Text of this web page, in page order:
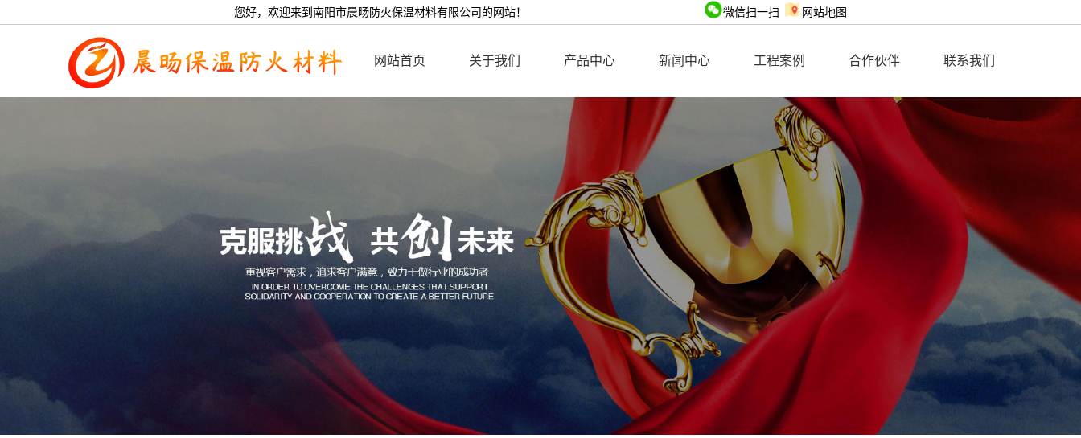
您好，欢迎来到南阳市晨旸防火保温材料有限公司的网站！ 微信扫一扫 网站地图
网站首页 关于我们 产品中心 新闻中心 工程案例 合作伙伴 联系我们